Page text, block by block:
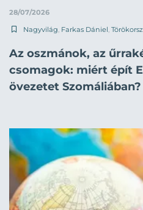
28/07/2026
Nagyvilág, Farkas Dániel,
Az oszmánok, az
csomagok: miért épít
övezetet Szomáliában?